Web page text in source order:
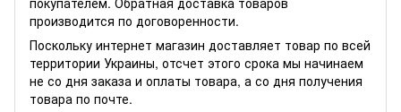
производится по договоренности.
Поскольку интернет магазин доставляет товар по всей
территории Украины, отсчет этого срока мы начинаем
не со дня заказа и оплаты товара, а со дня получения
товара по почте.